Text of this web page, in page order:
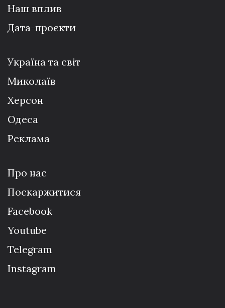
Наш вплив
Дата-проєкти
Україна та світ
Миколаїв
Херсон
Одеса
Реклама
Про нас
Поскаржитися
Facebook
Youtube
Telegram
Instagram